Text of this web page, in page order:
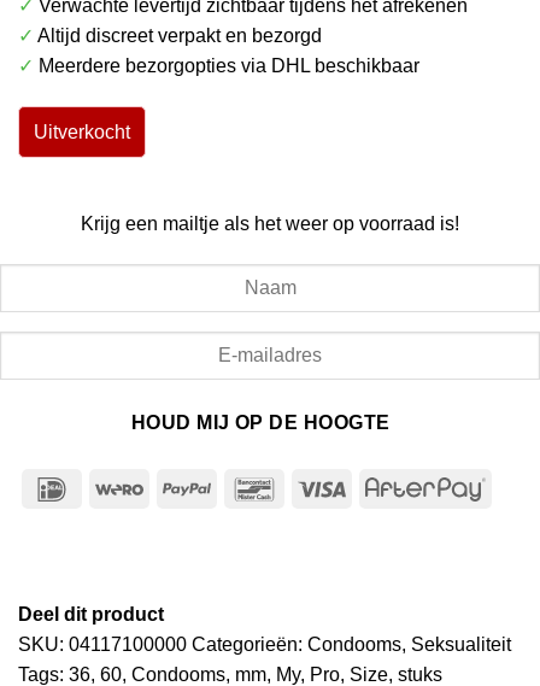
✓ Verwachte levertijd zichtbaar tijdens het afrekenen
✓ Altijd discreet verpakt en bezorgd
✓ Meerdere bezorgopties via DHL beschikbaar
Uitverkocht
Krijg een mailtje als het weer op voorraad is!
HOUD MIJ OP DE HOOGTE
IDeal Wero PayPal Bancontact
Visa
Deel dit product
SKU: 04117100000 Categorieën: Condooms, Seksualiteit
Tags: 36, 60, Condooms, mm, My, Pro, Size, stuks